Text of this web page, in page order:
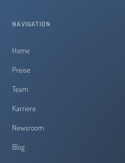
NAVIGATION
Home
Preise
Team
Karriere
Newsroom
Blog